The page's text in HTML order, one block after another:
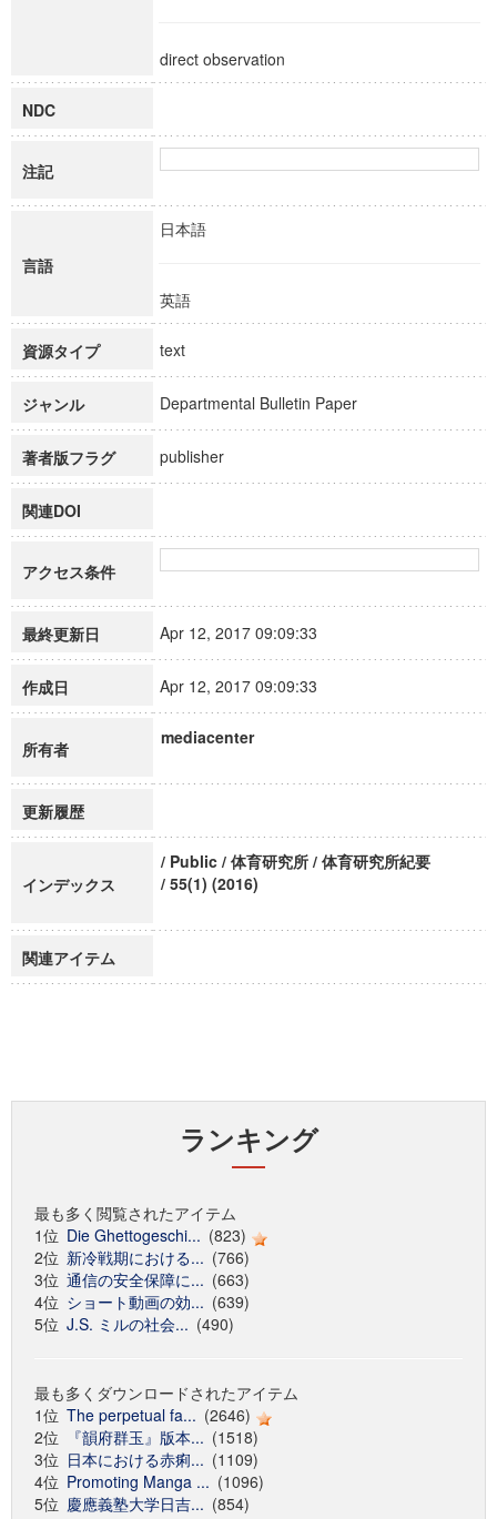
direct observation
NDC
注記
言語
日本語
英語
資源タイプ text
ジャンル Departmental Bulletin Paper
著者版フラグ publisher
関連DOI
アクセス条件
最終更新日 Apr 12, 2017 09:09:33
作成日 Apr 12, 2017 09:09:33
所有者
mediacenter
更新履歴
インデックス
/ Public / 体育研究所 / 体育研究所紀要
/ 55(1) (2016)
関連アイテム
ランキング
最も多く閲覧されたアイテム
1位 Die Ghettogeschi... (823)
2位 新冷戦期における... (766)
3位 通信の安全保障に... (663)
4位 ショート動画の効... (639)
5位 J.S. ミルの社会... (490)
最も多くダウンロードされたアイテム
1位 The perpetual fa... (2646)
2位
『韻府群玉』版本... (1518)
3位 日本における赤痢... (1109)
4位 Promoting Manga ... (1096)
5位 慶應義塾大学日吉... (854)